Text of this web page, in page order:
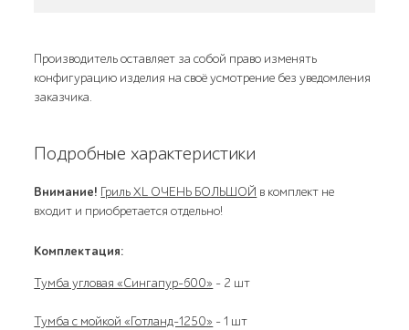
Производитель оставляет за собой право изменять
конфигурацию изделия на своё усмотрение без уведомления
заказчика.
Подробные характеристики
Внимание! Гриль XL ОЧЕНЬ БОЛЬШОЙ в комплект не
входит и приобретается отдельно!
Комплектация:
Тумба угловая «Сингапур-600» - 2 шт
Тумба с мойкой «Готланд-1250» - 1 шт